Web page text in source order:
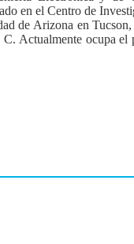
en el Centro de
de Arizona en
Actualmente ocupa el